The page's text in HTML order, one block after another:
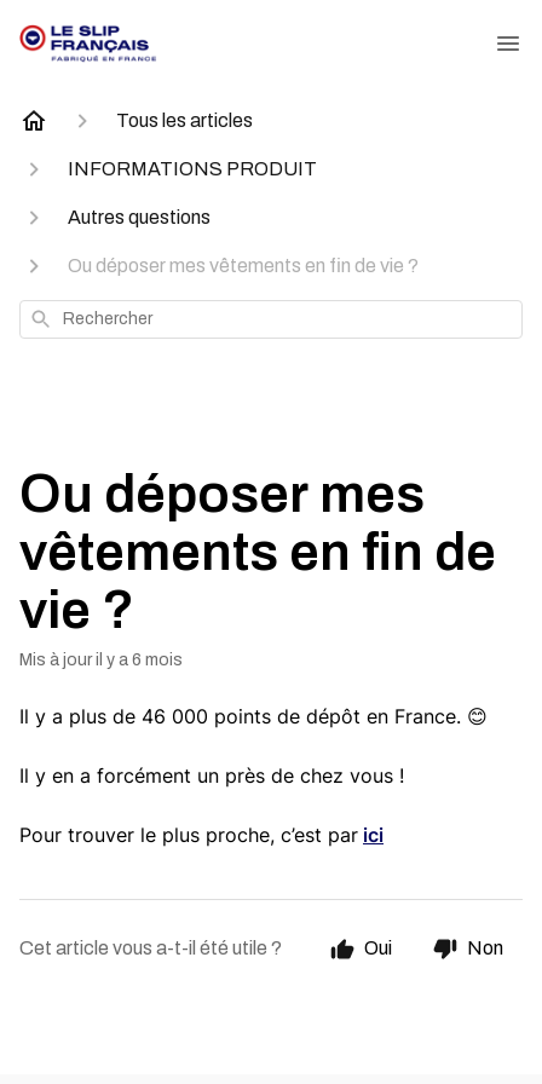
Tous les articles
INFORMATIONS PRODUIT
Autres questions
Ou déposer mes vêtements en fin de vie ?
Rechercher
Ou déposer mes
vêtements en fin de
vie ?
Mis à jour il y a 6 mois
Il y a plus de 46 000 points de dépôt en France. 😊
Il y en a forcément un près de chez vous !
Pour trouver le plus proche, c’est par ici
Cet article vous a-t-il été utile ? Oui Non